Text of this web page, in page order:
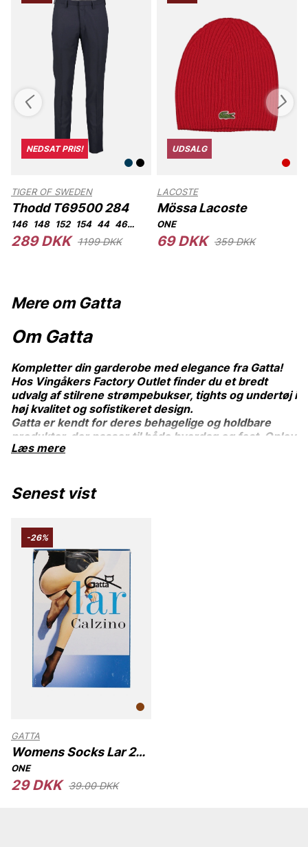
NEDSAT PRIS!
TIGER OF SWEDEN
Thodd T69500 284
146 148 152 154 44 46 48 50 52
289 DKK 1199 DKK
UDSALG
LACOSTE
Mössa Lacoste
ONE
69 DKK 359 DKK
Mere om Gatta
Læs mere
Om Gatta
Kompletter din garderobe med elegance fra Gatta!
Hos Vingåkers Factory Outlet finder du et bredt
udvalg af stilrene strømpebukser, tights og undertøj i
høj kvalitet og sofistikeret design.
Gatta er kendt for deres behagelige og holdbare
produkter, der passer til både hverdag og fest. Oplev
en perfekt balance mellem funktion og stil – altid til
Senest vist
-26%
GATTA
Womens Socks Lar 2P
Gatta 15DEN
ONE
29 DKK 39.00 DKK